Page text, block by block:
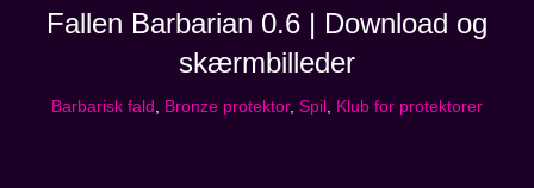
Fallen Barbarian 0.6 | Download og
skærmbilleder
Barbarisk fald Bronze protektor, Spil Klub for protektorer